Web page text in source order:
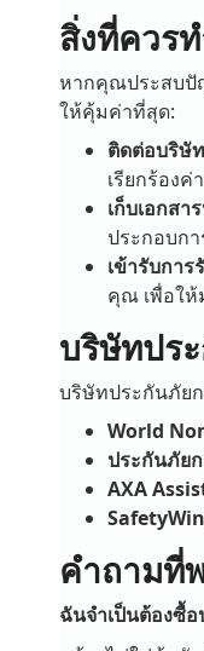
สิ่งที่ควร
หากคุณประสบปั
ให้คุ้มค่าที่สุด:
ติดต่อบริษั
เรียกร้อง
เก็บเอกสา
ประกอบก
เข้ารับกา
คุณ เพื่อให้
บริษัทปร
บริษัทประกันภัย
World
ประกันภัย
AXA
คำถามที่
ฉันจำเป็นต้องซื้